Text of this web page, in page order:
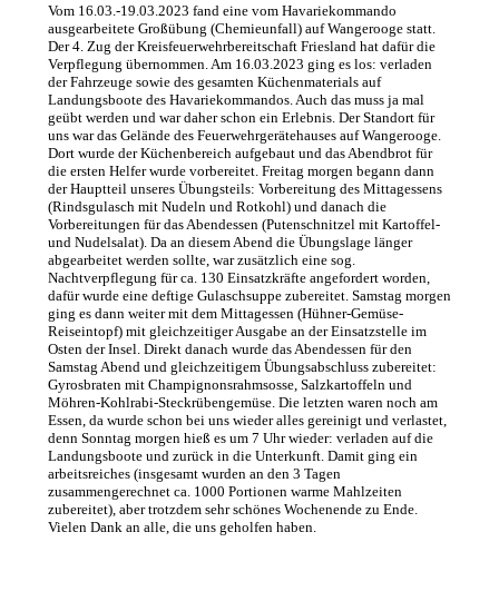
Vom 16.03.-19.03.2023 fand eine vom Havariekommando
ausgearbeitete Großübung (Chemieunfall) auf Wangerooge statt.
Der 4. Zug der Kreisfeuerwehrbereitschaft Friesland hat dafür die
Verpflegung übernommen. Am 16.03.2023 ging es los: verladen
der Fahrzeuge sowie des gesamten Küchenmaterials auf
Landungsboote des Havariekommandos. Auch das muss ja mal
geübt werden und war daher schon ein Erlebnis. Der Standort für
uns war das Gelände des Feuerwehrgerätehauses auf Wangerooge.
Dort wurde der Küchenbereich aufgebaut und das Abendbrot für
die ersten Helfer wurde vorbereitet. Freitag morgen begann dann
der Hauptteil unseres Übungsteils: Vorbereitung des Mittagessens
(Rindsgulasch mit Nudeln und Rotkohl) und danach die
Vorbereitungen für das Abendessen (Putenschnitzel mit Kartoffel-
und Nudelsalat). Da an diesem Abend die Übungslage länger
abgearbeitet werden sollte, war zusätzlich eine sog.
Nachtverpflegung für ca. 130 Einsatzkräfte angefordert worden,
dafür wurde eine deftige Gulaschsuppe zubereitet. Samstag morgen
ging es dann weiter mit dem Mittagessen (Hühner-Gemüse-
Reiseintopf) mit gleichzeitiger Ausgabe an der Einsatzstelle im
Osten der Insel. Direkt danach wurde das Abendessen für den
Samstag Abend und gleichzeitigem Übungsabschluss zubereitet:
Gyrosbraten mit Champignonsrahmsosse, Salzkartoffeln und
Möhren-Kohlrabi-Steckrübengemüse. Die letzten waren noch am
Essen, da wurde schon bei uns wieder alles gereinigt und verlastet,
denn Sonntag morgen hieß es um 7 Uhr wieder: verladen auf die
Landungsboote und zurück in die Unterkunft. Damit ging ein
arbeitsreiches (insgesamt wurden an den 3 Tagen
zusammengerechnet ca. 1000 Portionen warme Mahlzeiten
zubereitet), aber trotzdem sehr schönes Wochenende zu Ende.
Vielen Dank an alle, die uns geholfen haben.